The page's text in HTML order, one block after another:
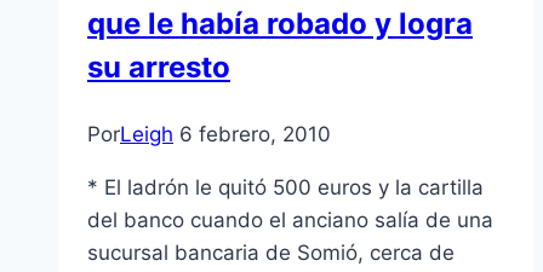
que le habí­a robado y logra
su arresto
PorLeigh 6 febrero, 2010
* El ladrón le quitó 500 euros y la cartilla
del banco cuando el anciano salí­a de una
sucursal bancaria de Somió, cerca de